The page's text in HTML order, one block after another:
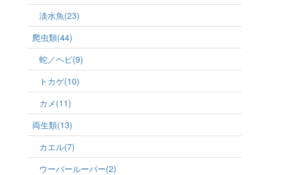
淡水魚(23)
爬虫類(44)
蛇／ヘビ(9)
トカゲ(10)
カメ(11)
両生類(13)
カエル(7)
ウーパールーパー(2)